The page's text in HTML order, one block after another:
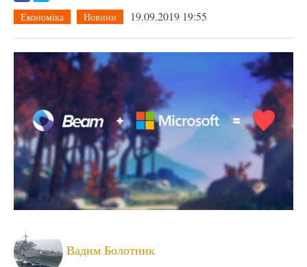
КОНТАКТИ
Економіка Новини 19.09.2019 19:55
Вадим Болотник